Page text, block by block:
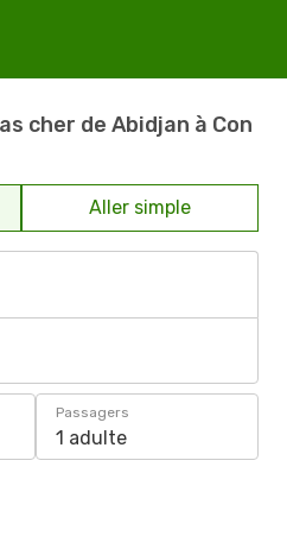
cher de Abidjan à Con
Aller simple
Passagers
1 adulte